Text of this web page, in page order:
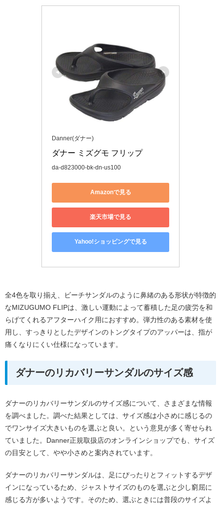
Danner(ダナー)
ダナー ミズグモ フリップ
da-d823000-bk-dn-us100
Amazonで見る
楽天市場で見る
Yahoo!ショッピングで見る
全4色を取り揃え、ビーチサンダルのように鼻緒のある形状が特徴的
なMIZUGUMO FLIPは、激しい運動によって蓄積した足の疲労を和
らげてくれるアフターハイク用におすすめ。弾力性のある素材を使
用し、すっきりとしたデザインのトングタイプのアッパーは、指が
痛くなりにくい仕様になっています。
ダナーのリカバリーサンダルのサイズ感
ダナーのリカバリーサンダルのサイズ感について、さまざまな情報
を調べました。調べた結果としては、サイズ感は小さめに感じるの
でワンサイズ大きいものを選ぶと良い。という意見が多く寄せられ
ていました。Danner正規取扱店のオンラインショップでも、サイズ
の目安として、やや小さめと案内されています。
ダナーのリカバリーサンダルは、足にぴったりとフィットするデザ
インになっているため、ジャストサイズのものを選ぶと少し窮屈に
感じる方が多いようです。そのため、選ぶときには普段のサイズよ